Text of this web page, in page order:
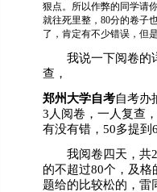
狠点。所以作弊的同学请
就往死里整，80分的卷子
了，肯定有不少错误，但
我说一下阅卷的详
查，
郑州大学自考自考办
3人阅卷，一人复查
有没有错，50多提
我阅卷四天，共
的不超过80个，及
题给的比较松的，雷